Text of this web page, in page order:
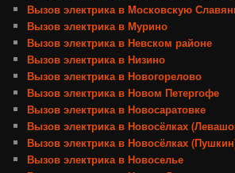
Вызов электрика в Московскую
Вызов электрика в Мурино
Вызов электрика в Невском районе
Вызов электрика в Низино
Вызов электрика в Новогорелово
Вызов электрика в Новом Петергофе
Вызов электрика в Новосаратовке
Вызов электрика в Новосёлках
Вызов электрика в Новосёлках
Вызов электрика в Новоселье